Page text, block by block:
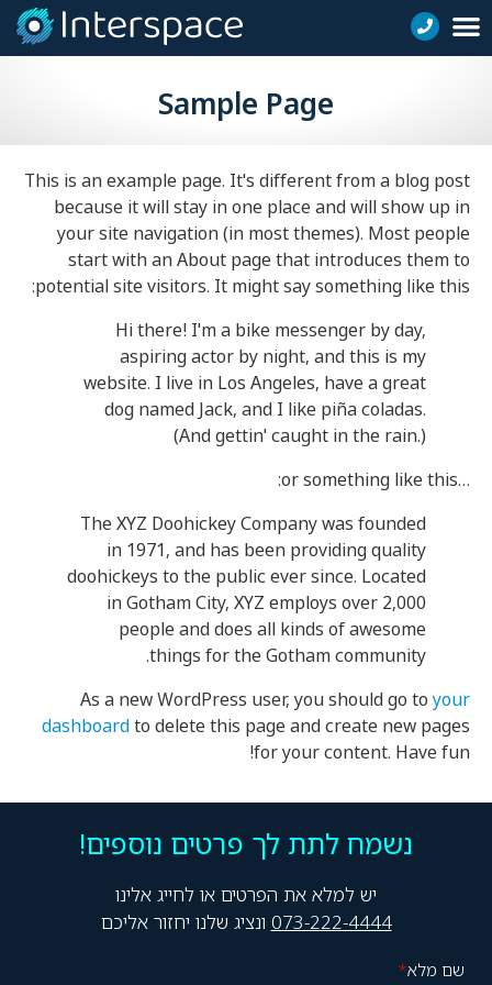
Sample Page
This is an example page. It's different from a blog post
because it will stay in one place and will show up in
your site navigation (in most themes). Most people
start with an About page that introduces them to
potential site visitors. It might say something like this:
Hi there! I'm a bike messenger by day,
aspiring actor by night, and this is my
website. I live in Los Angeles, have a great
dog named Jack, and I like piña coladas.
(And gettin' caught in the rain.)
…or something like this:
The XYZ Doohickey Company was founded
in 1971, and has been providing quality
doohickeys to the public ever since. Located
in Gotham City, XYZ employs over 2,000
people and does all kinds of awesome
things for the Gotham community.
As a new WordPress user, you should go to your
dashboardto delete this page and create new pages
for your content. Have fun!
נשמח לתת לך פרטים נוספים!
יש למלא את הפרטים או לחייג אלינו
073-222-4444 ונציג שלנו יחזור אליכם
שם מלא*